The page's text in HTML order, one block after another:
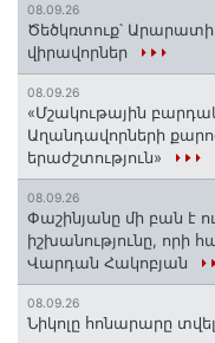
08.09.26
Ծեծկռտուք՝ Արարատի
վիրավորներ
08.09.26
«Մշակութային
Աղանդավորների
երաժշտություն»
08.09.26
Փաշինյանը մի բան է
իշխանությունը, որի
Վարդան Հակոբյան
08.09.26
Նիկոլը հոնարարը